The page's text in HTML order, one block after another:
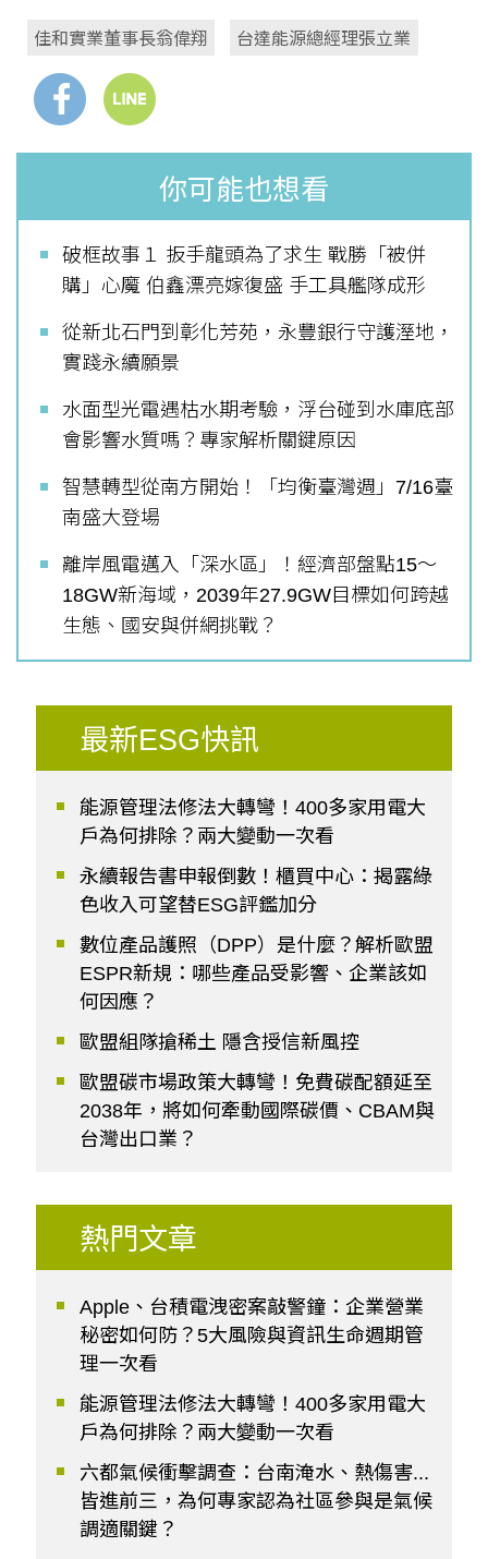
佳和實業董事長翁偉翔 台達能源總經理張立業
你可能也想看
破框故事１ 扳手龍頭為了求生 戰勝「被併
購」心魔 伯鑫漂亮嫁復盛 手工具艦隊成形
從新北石門到彰化芳苑，永豐銀行守護溼地，
實踐永續願景
水面型光電遇枯水期考驗，浮台碰到水庫底部
會影響水質嗎？專家解析關鍵原因
智慧轉型從南方開始！「均衡臺灣週」7/16臺
南盛大登場
離岸風電邁入「深水區」！經濟部盤點15～
18GW新海域，2039年27.9GW目標如何跨越
生態、國安與併網挑戰？
最新ESG快訊
能源管理法修法大轉彎！400多家用電大
戶為何排除？兩大變動一次看
永續報告書申報倒數！櫃買中心：揭露綠
色收入可望替ESG評鑑加分
數位產品護照（DPP）是什麼？解析歐盟
ESPR新規：哪些產品受影響、企業該如
何因應？
歐盟組隊搶稀土 隱含授信新風控
歐盟碳市場政策大轉彎！免費碳配額延至
2038年，將如何牽動國際碳價、CBAM與
台灣出口業？
熱門文章
Apple、台積電洩密案敲警鐘：企業營業
秘密如何防？5大風險與資訊生命週期管
理一次看
能源管理法修法大轉彎！400多家用電大
戶為何排除？兩大變動一次看
六都氣候衝擊調查：台南淹水、熱傷害...
皆進前三，為何專家認為社區參與是氣候
調適關鍵？